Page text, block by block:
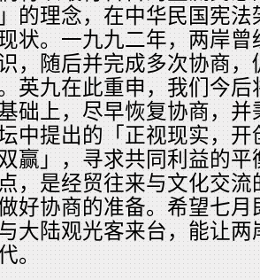
的理念，在中华民国宪
状。一九九二年，两岸
，随后并完成多次协商
英九在此重申，我们今
础上，尽早恢复协商，
中提出的「正视现实，
赢」，寻求共同利益的
，是经贸往来与文化交
好协商的准备。希望七
大陆观光客来台，能让
。